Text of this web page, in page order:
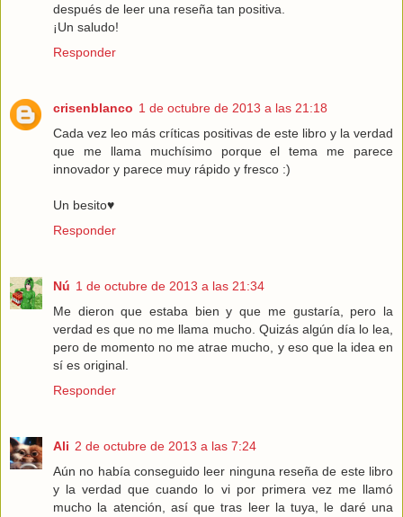
después de leer una reseña tan positiva.
¡Un saludo!
Responder
crisenblanco 1 de octubre de 2013 a las 21:18
Cada vez leo más críticas positivas de este libro y la verdad
que me llama muchísimo porque el tema me parece
innovador y parece muy rápido y fresco :)
Un besito♥
Responder
Nú 1 de octubre de 2013 a las 21:34
Me dieron que estaba bien y que me gustaría, pero la
verdad es que no me llama mucho. Quizás algún día lo lea,
pero de momento no me atrae mucho, y eso que la idea en
sí es original.
Responder
Ali 2 de octubre de 2013 a las 7:24
Aún no había conseguido leer ninguna reseña de este libro
y la verdad que cuando lo vi por primera vez me llamó
mucho la atención, así que tras leer la tuya, le daré una